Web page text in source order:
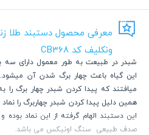
معرفی محصول دستبند طلا
ونکلیف کد CB368
شبدر در طبیعت به طور معمول دارای سه
این گیاه باعث چهار برگ شدن آن میشود.
میافتند که پیدا کردن شبدر چهار برگ
همین دلیل پیدا کردن شبدر چهاربرگ را
این دستبند الهام گرفته از این نماد
صدف طبیعی سنگ اونیکس می باشد.